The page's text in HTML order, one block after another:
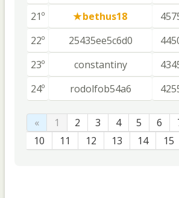
21º
bethus18
22º
25435ee5c6d0
23º
constantiny
24º
rodolfob54a6
« 1 2 3 4 5 6
10
11 12 13 14 15